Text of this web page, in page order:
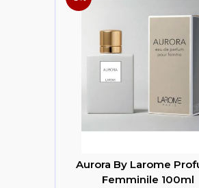
Aurora By Larome
Femminile 100ml